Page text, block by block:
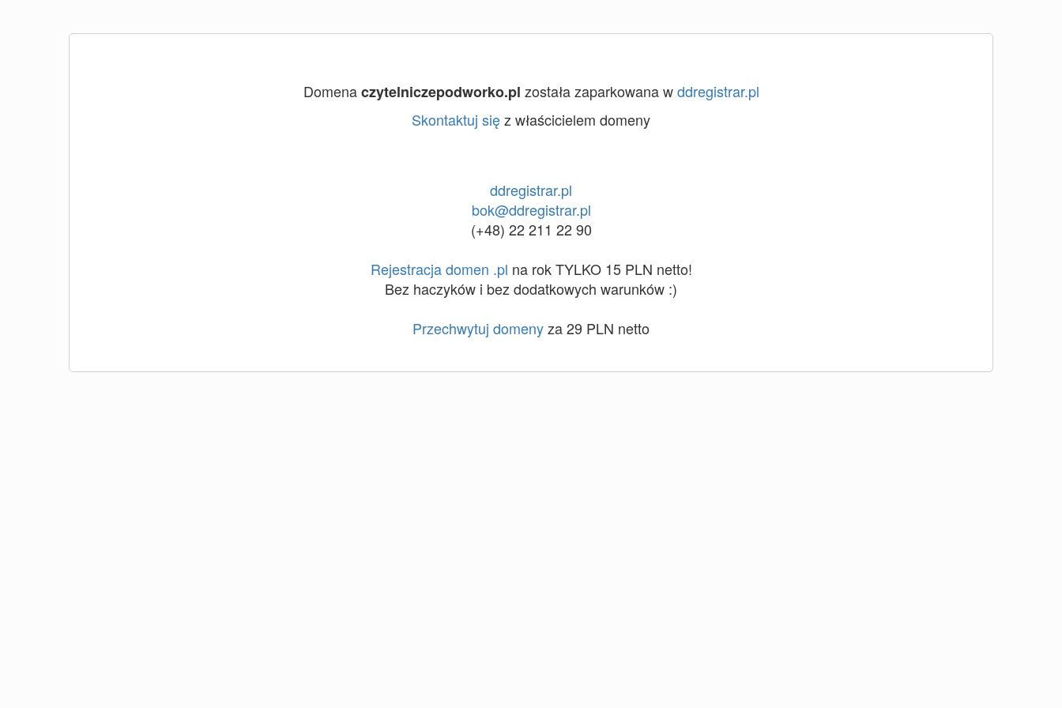
Domenaczytelniczepodworko.pl została zaparkowana wddregistrar.pl
Skontaktuj sięz właścicielem domeny
ddregistrar.pl
bok@ddregistrar.pl
(+48) 22 211 22 90
Rejestracja domen .pl na rok TYLKO 15 PLN netto!
Bez haczyków i bez dodatkowych warunków :)
Przechwytuj domenyza 29 PLN netto